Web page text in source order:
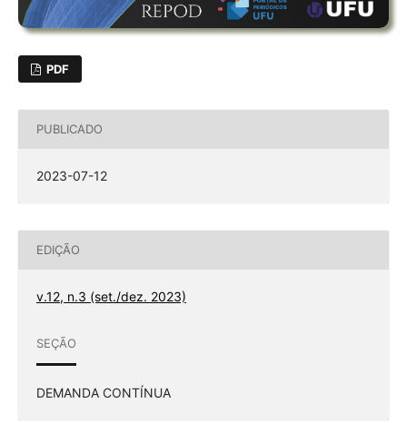
PDF
PUBLICADO
2023-07-12
EDIÇÃO
v.12, n.3 (set./dez. 2023)
SEÇÃO
DEMANDA CONTÍNUA